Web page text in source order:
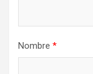
Nombre *